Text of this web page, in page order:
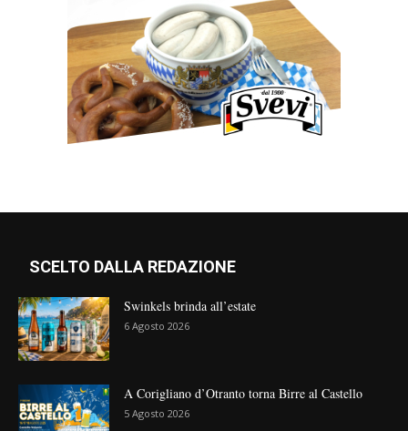
SCELTO DALLA REDAZIONE
Swinkels brinda all’estate
6 Agosto 2026
A Corigliano d’Otranto torna Birre al Castello
5 Agosto 2026